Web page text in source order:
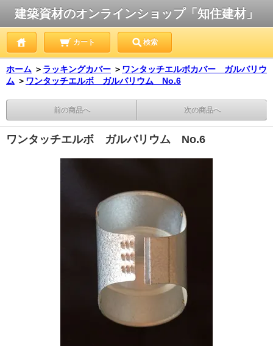
建築資材のオンラインショップ「知住建材」
カート 検索
ホーム ＞ ラッキングカバー ＞ ワンタッチエルボカバー ガルバリウ
ム ＞ ワンタッチエルボ ガルバリウム No.6
前の商品へ 次の商品へ
ワンタッチエルボ ガルバリウム No.6